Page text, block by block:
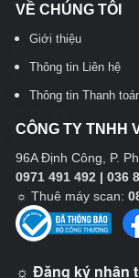
VỀ CHÚNG TÔI
Giới thiệu
Thông tin Liên hệ
Thông tin Thanh
CÔNG TY TNHH
96A Định Công, P.
0971 491 492 | 036
☼ Thuê máy scan:
☼ Đăng ký nhận